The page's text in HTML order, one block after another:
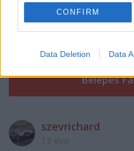
CONFIRM
Data Deletion Data
szevrichard